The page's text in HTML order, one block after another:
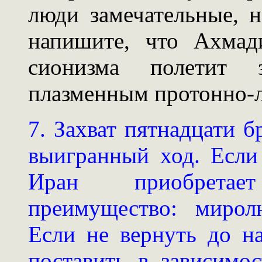
люди
напишите, что
сионизма полетит
плазменным
7. Захват пятнадцати
выигранный ход.
Иран
преимущество:
Если не вернуть до